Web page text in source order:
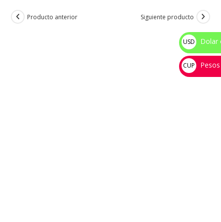
Producto anterior Siguiente producto
USD
$
Dolar
CUP
💰
Pesos